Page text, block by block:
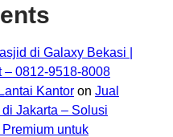
di Galaxy Bekasi |
– 0812-9518-8008
Kantor on Jual
Jakarta – Solusi
untuk